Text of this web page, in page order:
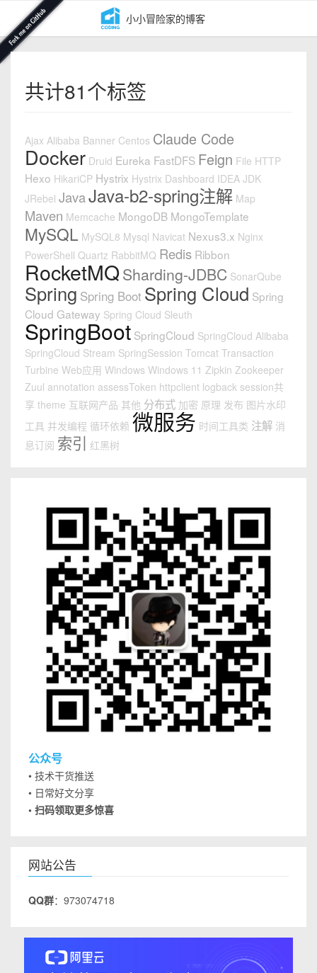
小小冒险家的博客
共计81个标签
Ajax Alibaba Banner Centos Claude Code
Docker Druid Eureka FastDFS Feign File HTTP
Hexo HikariCP Hystrix Hystrix Dashboard IDEA JDK
JRebel JavaJava-b2-spring注解 Map
Maven Memcache MongoDB MongoTemplate
MySQL MySQL8 Mysql Navicat Nexus3.x Nginx
PowerShell Quartz RabbitMQ Redis Ribbon
RocketMQSharding-JDBC SonarQube
Spring Spring Boot Spring Cloud Spring
Cloud Gateway Spring Cloud Sleuth
SpringBoot SpringCloud SpringCloud Alibaba
SpringCloud Stream SpringSession Tomcat Transaction
Turbine Web应用 Windows Windows 11 Zipkin Zookeeper
Zuul annotation assessToken httpclient logback session共
享 theme 互联网产品 其他 分布式 加密 原理 发布 图片水印
工具 并发编程 循环依赖 微服务 时间工具类 注解 消
息订阅 索引 红黑树
公众号
• 技术干货推送
• 日常好文分享
• 扫码领取更多惊喜
网站公告
QQ群：973074718